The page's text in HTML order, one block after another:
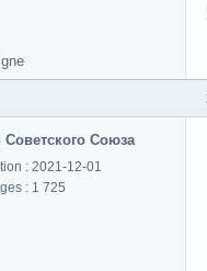
Советского Союза
: 2021-12-01
: 1 725